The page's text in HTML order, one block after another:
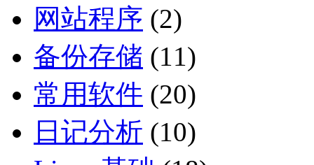
网站程序 (2)
备份存储 (11)
常用软件 (20)
日记分析 (10)